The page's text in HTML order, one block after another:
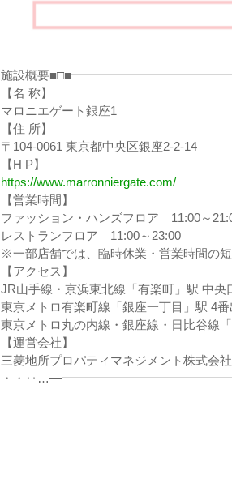
施設概要
【名 称】
マロニエゲート銀座1
【住 所】
〒104-0061 東京都中央区銀座2-2-14
【H P】
https://www.marronniergate.com/
【営業時間】
ファッション・ハンズフロア 11:00～
レストランフロア 11:00～23:00
※一部店舗では、臨時休業・営業時間の
【アクセス】
JR山手線・京浜東北線「有楽町」駅 中央
東京メトロ有楽町線「銀座一丁目」駅 4
東京メトロ丸の内線・銀座線・日比谷線
【運営会社】
三菱地所プロパティマネジメント株式会社
・・